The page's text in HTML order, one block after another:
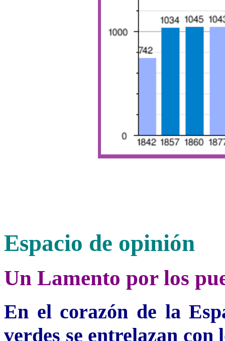
Espacio de opinión
Un Lamento por los
En el corazón de la
verdes se entrelazan con